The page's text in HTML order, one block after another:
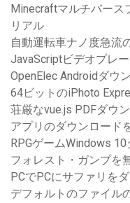
Minecraftマルチバース
リアル
自動運転車ナノ度急流
JavaScriptビデオプレ
OpenElec Androidダウ
64ビットのiPhoto
荘厳なvue.js PDFダウ
アプリのダウンロード
RPGゲームWindows
フォレスト・ガンプを
PCでPCにサファリを
デフォルトのファイル